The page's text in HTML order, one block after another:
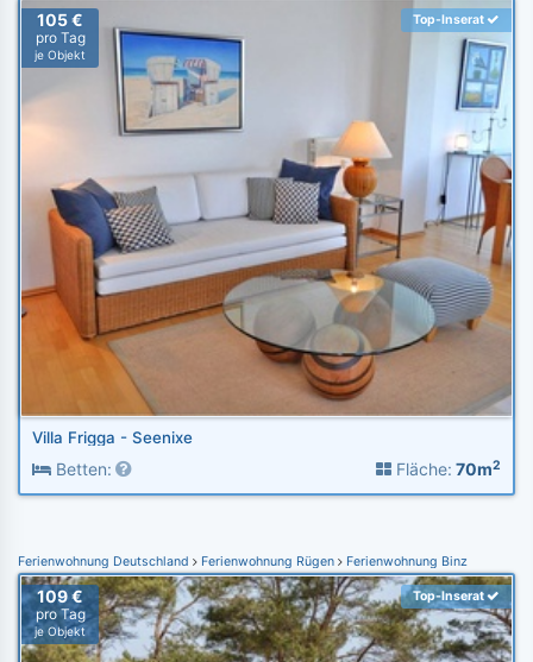
105 €
pro Tag
je Objekt
Top-Inserat
Villa Frigga - Seenixe
Betten: Fläche: 70m2
Ferienwohnung Deutschland Ferienwohnung Rügen Ferienwohnung Binz
109 €
pro Tag
je Objekt
Top-Inserat